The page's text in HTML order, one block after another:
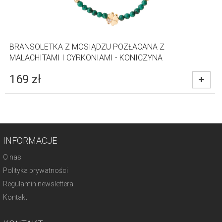
BRANSOLETKA Z MOSIĄDZU POZŁACANA Z
MALACHITAMI I CYRKONIAMI - KONICZYNA
169 zł
INFORMACJE
O nas
Polityka prywatności
Regulamin newslettera
Kontakt